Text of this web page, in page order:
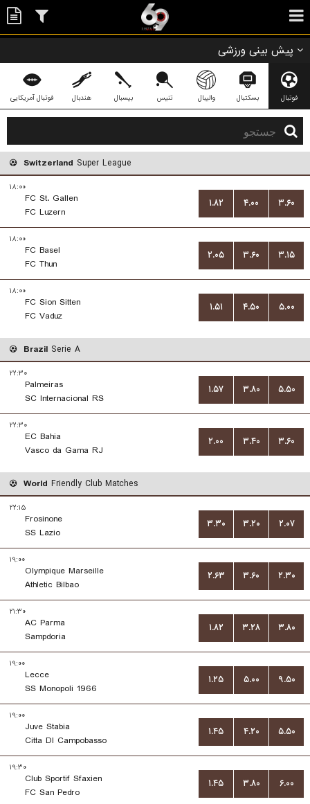
پیش بینی ورزشی
فوتبال بسکتبال والیبال تنیس بیسبال هندبال فوتبال آمریکایی
Switzerland Super League
۱۸:۰۰
FC St. Gallen
FC Luzern
۱.۸۲ ۴.۰۰ ۳.۶۰
۱۸:۰۰
FC Basel
FC Thun
۲.۰۵ ۳.۶۰ ۳.۱۵
۱۸:۰۰
FC Sion Sitten
FC Vaduz
۱.۵۱ ۴.۵۰ ۵.۰۰
Brazil Serie A
۲۲:۳۰
Palmeiras
SC Internacional RS
۱.۵۷ ۳.۸۰ ۵.۵۰
۲۲:۳۰
EC Bahia
Vasco da Gama RJ
۲.۰۰ ۳.۴۰ ۳.۶۰
World Friendly Club Matches
۲۲:۱۵
Frosinone
SS Lazio
۳.۳۰ ۳.۲۰ ۲.۰۷
۱۹:۰۰
Olympique Marseille
Athletic Bilbao
۲.۶۳ ۳.۶۰ ۲.۳۰
۲۱:۳۰
AC Parma
Sampdoria
۱.۸۲ ۳.۲۸ ۳.۸۰
۱۹:۰۰
Lecce
SS Monopoli 1966
۱.۲۵ ۵.۰۰ ۹.۵۰
۱۹:۰۰
Juve Stabia
Citta DI Campobasso
۱.۴۵ ۴.۲۰ ۵.۵۰
۱۹:۳۰
Club Sportif Sfaxien
FC San Pedro
۱.۴۵ ۳.۸۰ ۶.۰۰